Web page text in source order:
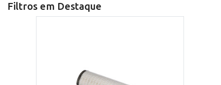
Filtros em Destaque